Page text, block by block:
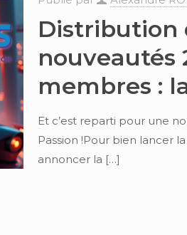
Distribution
nouveautés
membres :
Et c’est reparti pour une
Passion !Pour bien lancer
annoncer la […]